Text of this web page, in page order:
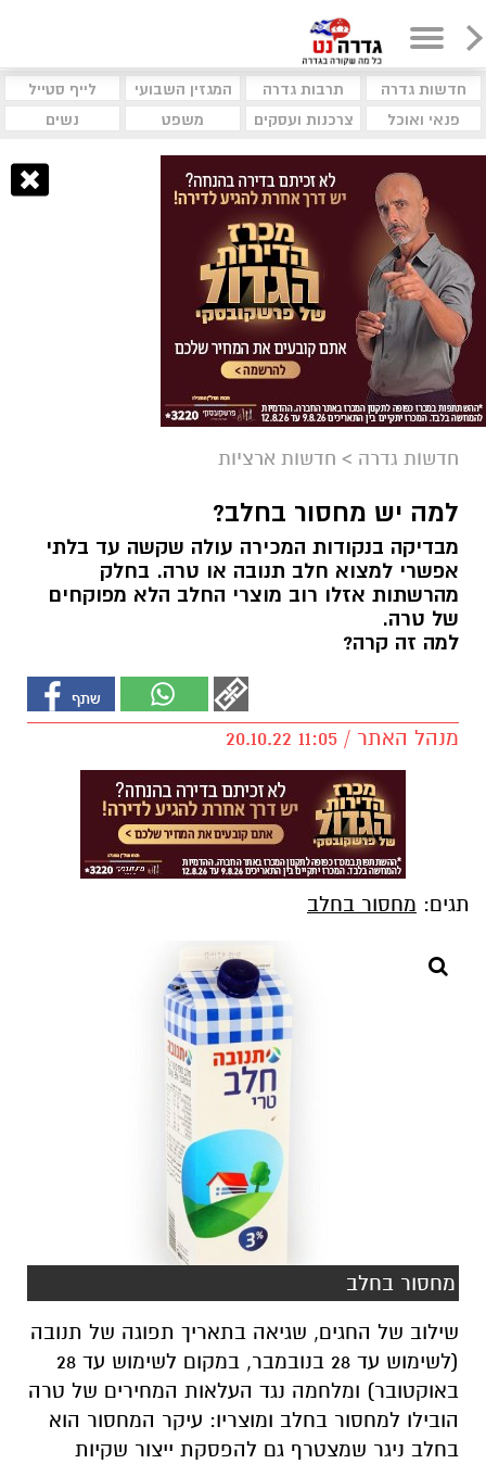
חדשות גדרה תרבות גדרה המגזין השבועי
לייף סטייל
פנאי ואוכל
צרכנות ועסקים משפט נשים
חדשות גדרה > חדשות ארציות
למה יש מחסור בחלב?
מבדיקה בנקודות המכירה עולה שקשה עד בלתי
אפשרי למצוא חלב תנובה או טרה. בחלק
מהרשתות אזלו רוב מוצרי החלב הלא מפוקחים
של טרה.
למה זה קרה?
מנהל האתר / 11:05 20.10.22
תגים: מחסור בחלב
מחסור בחלב
שילוב של החגים, שגיאה בתאריך תפוגה של תנובה
(לשימוש עד 28 בנובמבר, במקום לשימוש עד 28
באוקטובר) ומלחמה נגד העלאות המחירים של טרה
הובילו למחסור בחלב ומוצריו: עיקר המחסור הוא
בחלב ניגר שמצטרף גם להפסקת ייצור שקיות